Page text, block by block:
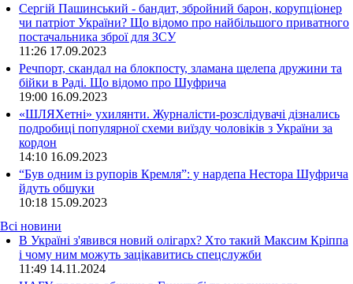
Сергій Пашинський - бандит, збройний барон, корупціонер
чи патріот України? Що відомо про найбільшого приватного
постачальника зброї для ЗСУ
11:26 17.09.2023
Речпорт, скандал на блокпосту, зламана щелепа дружини та
бійки в Раді. Що відомо про Шуфрича
19:00 16.09.2023
«ШЛЯХетні» ухилянти. Журналісти-розслідувачі дізнались
подробиці популярної схеми виїзду чоловіків з України за
кордон
14:10 16.09.2023
“Був одним із рупорів Кремля”: у нардепа Нестора Шуфрича
йдуть обшуки
10:18 15.09.2023
Всі новини
В Україні з'явився новий олігарх? Хто такий Максим Кріппа
і чому ним можуть зацікавитись спецслужби
11:49 14.11.2024